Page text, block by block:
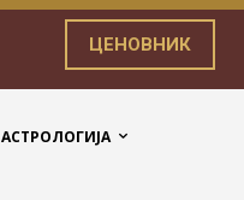
ЦЕНОВНИК
АСТРОЛОГИЈА